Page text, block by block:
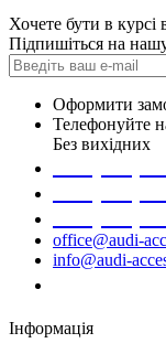
Хочете бути в курсі
Підпишіться на
Оформити
Телефонуйте
Без вихідних
office@audi-
info@audi-
Інформація